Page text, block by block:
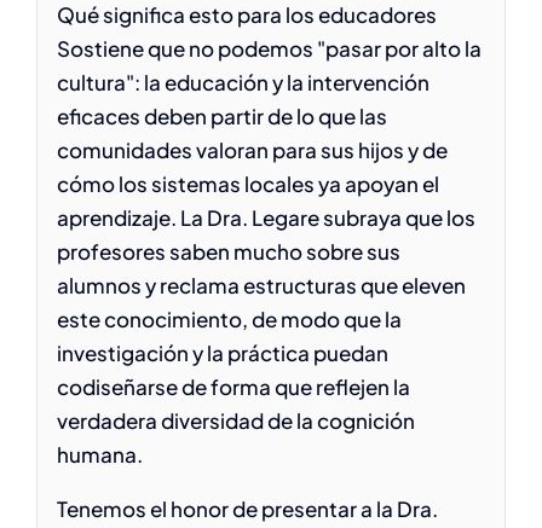
Qué significa esto para los educadores
Sostiene que no podemos "pasar por alto la
cultura": la educación y la intervención
eficaces deben partir de lo que las
comunidades valoran para sus hijos y de
cómo los sistemas locales ya apoyan el
aprendizaje. La Dra. Legare subraya que los
profesores saben mucho sobre sus
alumnos y reclama estructuras que eleven
este conocimiento, de modo que la
investigación y la práctica puedan
codiseñarse de forma que reflejen la
verdadera diversidad de la cognición
humana.
Tenemos el honor de presentar a la Dra.